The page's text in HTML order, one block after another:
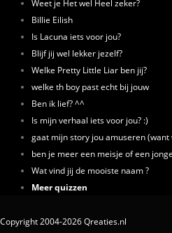
Weet je Het wel Heel zeker?
Billie Eilish
Is Lacuna iets voor jou?
Blijf jij wel lekker jezelf?
Welke Pretty Little Liar ben jij?
welke th boy past echt bij jouw
Ben ik lief? ^^
Is mijn verhaal iets voor jou? :)
gaat mijn story jou amuseren
ben je meer een meisje of een
Wat vind jij de mooiste naam ?
Meer quizzen
Copyright 2004-2026 Qreaties.nl